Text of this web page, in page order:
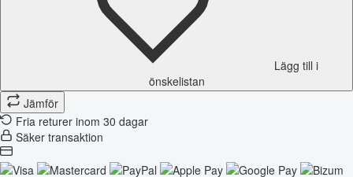
Lägg till i
önskelistan
Jämför
Fria returer inom 30 dagar
Säker transaktion